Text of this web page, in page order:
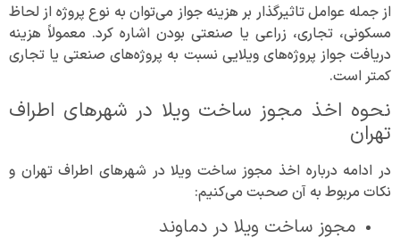
از جمله عوامل تاثیرگذار بر هزینه جواز می‌توان به نوع پروژه از لحاظ
مسکونی، تجاری، زراعی یا صنعتی بودن اشاره کرد. معمولاً هزینه
دریافت جواز پروژه‌های ویلایی نسبت به پروژه‌های صنعتی یا تجاری
کمتر است.
نحوه اخذ مجوز ساخت ویلا در شهرهای اطراف
تهران
در ادامه درباره اخذ مجوز ساخت ویلا در شهر‌های اطراف تهران و
نکات مربوط به آن صحبت می‌کنیم:
مجوز ساخت ویلا در دماوند